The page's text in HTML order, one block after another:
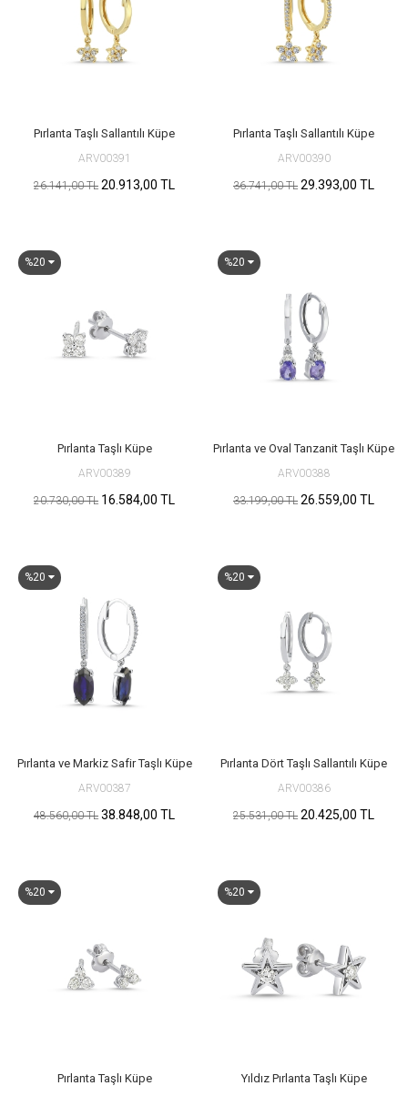
Pırlanta Taşlı Sallantılı Küpe
ARV00391
26.141,00 TL 20.913,00 TL
Pırlanta Taşlı Sallantılı Küpe
ARV00390
36.741,00 TL 29.393,00 TL
%20
Pırlanta Taşlı Küpe
ARV00389
20.730,00 TL 16.584,00 TL
%20
Pırlanta ve Oval Tanzanit Taşlı Küpe
ARV00388
33.199,00 TL 26.559,00 TL
%20
Pırlanta ve Markiz Safir Taşlı Küpe
ARV00387
48.560,00 TL 38.848,00 TL
%20
Pırlanta Dört Taşlı Sallantılı Küpe
ARV00386
25.531,00 TL 20.425,00 TL
%20
Pırlanta Taşlı Küpe
%20
Yıldız Pırlanta Taşlı Küpe